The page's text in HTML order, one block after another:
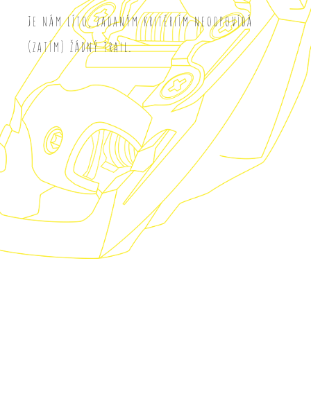
Je nám líto, zadaným kritériím neodpovídá
(zatím) žádný trail.